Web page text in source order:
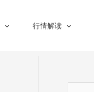
行情解读